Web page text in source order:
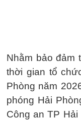
Nhằm bảo đảm
thời gian tổ
Phòng năm
phóng Hải
Công an TP